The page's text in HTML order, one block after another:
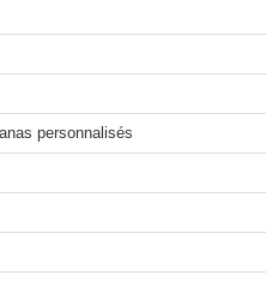
personnalisés